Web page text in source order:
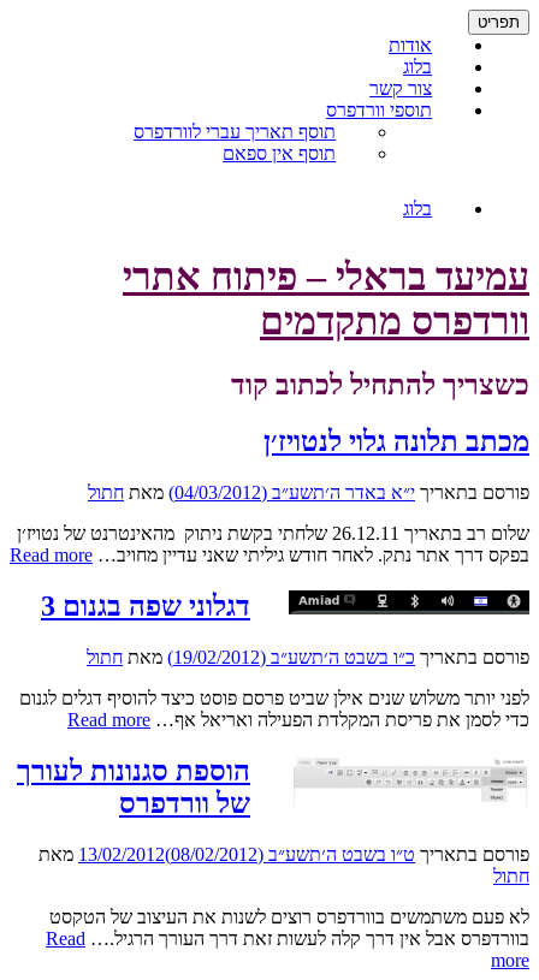
דילוג
לתוכן
תפריט
אודות
בלוג
צור קשר
תוספי וורדפרס
תוסף תאריך עברי לוורדפרס
תוסף אין ספאם
בלוג
עמיעד בראלי – פיתוח אתרי
וורדפרס מתקדמים
כשצריך להתחיל לכתוב קוד
מכתב תלונה גלוי לנטויז׳ן
פורסם בתאריך י״א באדר ה׳תשע״ב (04/03/2012) מאת חתול
שלום רב בתאריך 26.12.11 שלחתי בקשת ניתוק מהאינטרנט של נטויז׳ן
בפקס דרך אתר נתק. לאחר חודש גיליתי שאני עדיין מחויב… Read more
דגלוני שפה בגנום 3
פורסם בתאריך כ״ו בשבט ה׳תשע״ב (19/02/2012) מאת חתול
לפני יותר משלוש שנים אילן שביט פרסם פוסט כיצד להוסיף דגלים לגנום
כדי לסמן את פריסת המקלדת הפעילה ואריאל אף… Read moreדגלוני
בגנום
3
הוספת סגנונות לעורך
של וורדפרס
פורסם בתאריך ט״ו בשבט ה׳תשע״ב (08/02/2012) 13/02/2012 מאת
חתול
לא פעם משתמשים בוורדפרס רוצים לשנות את העיצוב של הטקסט
בוורדפרס אבל אין דרך קלה לעשות זאת דרך העורך הרגיל.… Read
moreהוספת